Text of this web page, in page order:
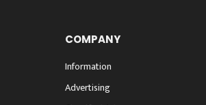
COMPANY
Information
Advertising